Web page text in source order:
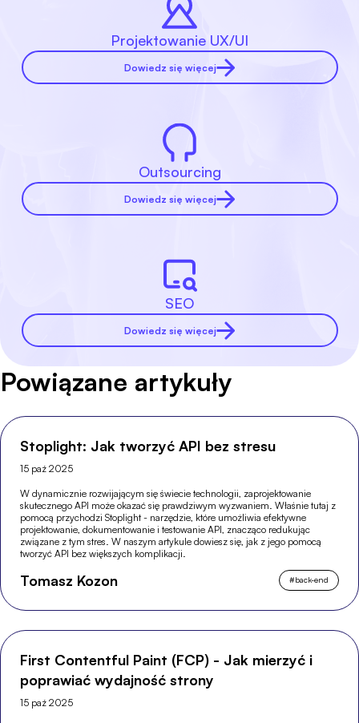
Projektowanie UX/UI
Dowiedz się więcej
Outsourcing
Dowiedz się więcej
SEO
Dowiedz się więcej
Powiązane artykuły
Stoplight: Jak tworzyć API bez stresu
15 paź 2025
W dynamicznie rozwijającym się świecie technologii, zaprojektowanie
skutecznego API może okazać się prawdziwym wyzwaniem. Właśnie tutaj z
pomocą przychodzi Stoplight - narzędzie, które umożliwia efektywne
projektowanie, dokumentowanie i testowanie API, znacząco redukując
związane z tym stres. W naszym artykule dowiesz się, jak z jego pomocą
tworzyć API bez większych komplikacji.
Tomasz Kozon #back-end
First Contentful Paint (FCP) - Jak mierzyć i
poprawiać wydajność strony
15 paź 2025